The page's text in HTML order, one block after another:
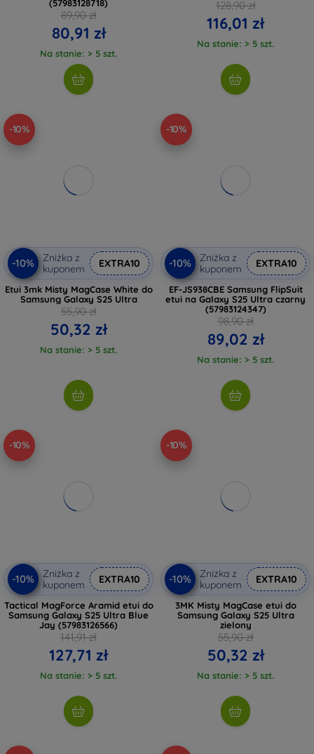
(57983128718)
89,90 zł
80,91 zł
Na stanie: > 5 szt.
128,90 zł
116,01 zł
Na stanie: > 5 szt.
-10%
-10%
Zniżka z
kuponem
EXTRA10
Etui 3mk Misty MagCase White do
Samsung Galaxy S25 Ultra
55,90 zł
50,32 zł
Na stanie: > 5 szt.
-10%
-10%
Zniżka z
kuponem
EXTRA10
EF-JS938CBE Samsung FlipSuit
etui na Galaxy S25 Ultra czarny
(57983124347)
98,90 zł
89,02 zł
Na stanie: > 5 szt.
-10%
-10%
Zniżka z
kuponem
EXTRA10
Tactical MagForce Aramid etui do
Samsung Galaxy S25 Ultra Blue
Jay (57983126566)
141,91 zł
127,71 zł
Na stanie: > 5 szt.
-10%
-10%
Zniżka z
kuponem
EXTRA10
3MK Misty MagCase etui do
Samsung Galaxy S25 Ultra
zielony
55,90 zł
50,32 zł
Na stanie: > 5 szt.